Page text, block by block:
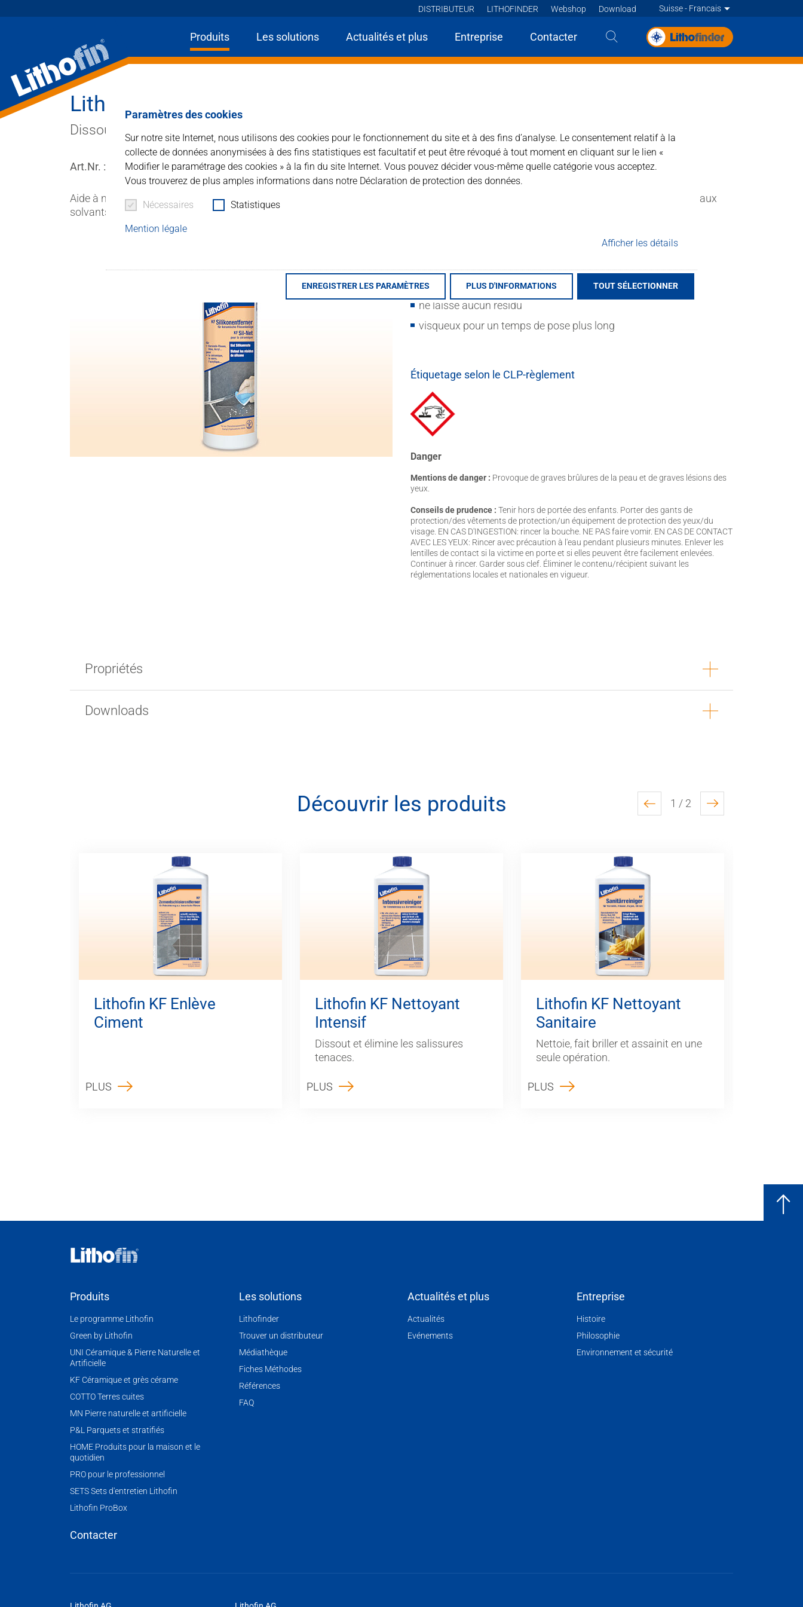
Paramètres des cookies
Sur notre site Internet, nous utilisons des cookies pour le fonctionnement du site et à des fins d’analyse. Le consentement relatif à la
collecte de données anonymisées à des fins statistiques est facultatif et peut être révoqué à tout moment en cliquant sur le lien «
Modifier le paramétrage des cookies » à la fin du site Internet. Vous pouvez décider vous-même quelle catégorie vous acceptez.
Vous trouverez de plus amples informations dans notre Déclaration de protection des données.
Nécessaires Statistiques
Mention légale
Afficher les détails
ENREGISTRER LES PARAMÈTRES PLUS D'INFORMATIONS TOUT SÉLECTIONNER
DISTRIBUTEUR LITHOFINDER Webshop Download
Suisse - Francais
Deutsch
English
English
Deutsch
Deutsch Francais
Nederlands - BE
Produits Les solutions Actualités et plus Entreprise Contacter
Produits
Les solutions
Actualités et plus
Lithofin KF Sil-Net
Dissout le silicone.
Art.Nr. : 113
Aide à nettoyer les taches et à éliminer les vieux joints en silicone. Convient à tous les revêtements en carreaux de céramique résistants aux
solvants et aux acides comme la céramique, la porcelaine, le verre ou d’autres surfaces similaires.
effet rapide
ne laisse aucun résidu
visqueux pour un temps de pose plus long
Étiquetage selon le CLP-règlement
Danger
Mentions de danger : Provoque de graves brûlures de la peau et de graves lésions des
yeux.
Conseils de prudence : Tenir hors de portée des enfants. Porter des gants de
protection/des vêtements de protection/un équipement de protection des yeux/du
visage. EN CAS D'INGESTION: rincer la bouche. NE PAS faire vomir. EN CAS DE CONTACT
AVEC LES YEUX: Rincer avec précaution à l'eau pendant plusieurs minutes. Enlever les
lentilles de contact si la victime en porte et si elles peuvent être facilement enlevées.
Continuer à rincer. Garder sous clef. Éliminer le contenu/récipient suivant les
réglementations locales et nationales en vigueur.
Propriétés
Downloads
Découvrir les produits previous
1 / 2
next
Lithofin KF Enlève
Ciment
PLUS
Lithofin KF Nettoyant
Intensif
Dissout et élimine les salissures
tenaces.
PLUS
Lithofin KF Nettoyant
Sanitaire
Nettoie, fait briller et assainit en une
seule opération.
PLUS
Produits
Le programme Lithofin
Green by Lithofin
UNI Céramique & Pierre Naturelle et
Artificielle
KF Céramique et grès cérame
COTTO Terres cuites
MN Pierre naturelle et artificielle
P&L Parquets et stratifiés
HOME Produits pour la maison et le
quotidien
PRO pour le professionnel
SETS Sets d'entretien Lithofin
Lithofin ProBox
Les solutions
Lithofinder
Trouver un distributeur
Médiathèque
Fiches Méthodes
Références
FAQ
Actualités et plus
Actualités
Evénements
Entreprise
Histoire
Philosophie
Environnement et sécurité
Contacter